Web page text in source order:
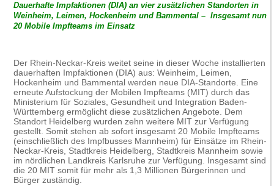
Dauerhafte Impfaktionen (DIA) an vier zusätzlichen Standorten in
Weinheim, Leimen, Hockenheim und Bammental – Insgesamt nun
20 Mobile Impfteams im Einsatz
Der Rhein-Neckar-Kreis weitet seine in dieser Woche installierten
dauerhaften Impfaktionen (DIA) aus: Weinheim, Leimen,
Hockenheim und Bammental werden neue DIA-Standorte. Eine
erneute Aufstockung der Mobilen Impfteams (MIT) durch das
Ministerium für Soziales, Gesundheit und Integration Baden-
Württemberg ermöglicht diese zusätzlichen Angebote. Dem
Standort Heidelberg wurden zehn weitere MIT zur Verfügung
gestellt. Somit stehen ab sofort insgesamt 20 Mobile Impfteams
(einschließlich des Impfbusses Mannheim) für Einsätze im Rhein-
Neckar-Kreis, Stadtkreis Heidelberg, Stadtkreis Mannheim sowie
im nördlichen Landkreis Karlsruhe zur Verfügung. Insgesamt sind
die 20 MIT somit für mehr als 1,3 Millionen Bürgerinnen und
Bürger zuständig.